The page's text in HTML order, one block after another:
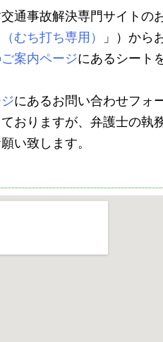
通事故解決専門サイトの
むち打ち専用）
」）から
案内ページにあるシート
にあるお問い合わせフォ
おりますが、弁護士の執
い致します。